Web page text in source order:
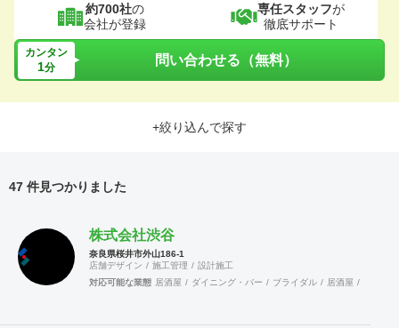
約700社の
会社が登録
専任スタッフが
徹底サポート
カンタン
1分 問い合わせる（無料）
+絞り込んで探す
47 件見つかりました
株式会社渋谷
奈良県桜井市外山186-1
店舗デザイン
施工管理
設計施工
対応可能な業態 居酒屋 ダイニング・バー ブライダル 居酒屋